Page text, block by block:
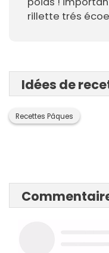
rillette trés
Idées de
Recettes Pâques